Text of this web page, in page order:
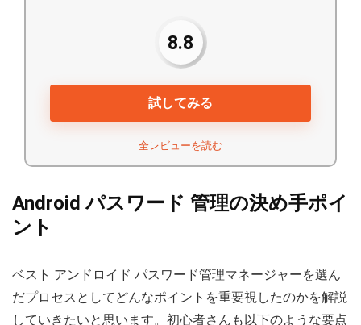
8.8
試してみる
全レビューを読む
Android パスワード 管理の決め手ポイ
ント
ベスト アンドロイド パスワード管理マネージャーを選ん
だプロセスとしてどんなポイントを重要視したのかを解説
していきたいと思います。初心者さんも以下のような要点